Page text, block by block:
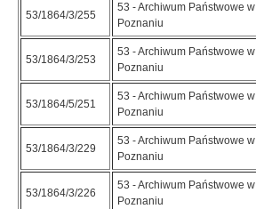
53/1864/3/255
53 - Archiwum Państwowe w
Poznaniu
53/1864/3/253
53 - Archiwum Państwowe w
Poznaniu
53/1864/5/251
53 - Archiwum Państwowe w
Poznaniu
53/1864/3/229
53 - Archiwum Państwowe w
Poznaniu
53/1864/3/226
53 - Archiwum Państwowe w
Poznaniu